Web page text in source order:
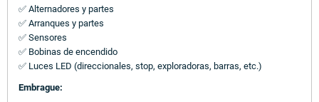
✅ Alternadores y partes
✅ Arranques y partes
✅ Sensores
✅ Bobinas de encendido
✅ Luces LED (direccionales, stop, exploradoras, barras, etc.)
Embrague: